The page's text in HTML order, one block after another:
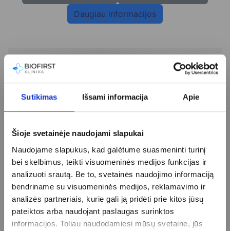
Sutikimas Išsami informacija Apie
Šioje svetainėje naudojami slapukai
Naudojame slapukus, kad galėtume suasmeninti turinį
bei skelbimus, teikti visuomeninės medijos funkcijas ir
analizuoti srautą. Be to, svetainės naudojimo informaciją
bendriname su visuomeninės medijos, reklamavimo ir
analizės partneriais, kurie gali ją pridėti prie kitos jūsų
pateiktos arba naudojant paslaugas surinktos
informacijos. Toliau naudodamiesi mūsų svetaine, jūs
Daugiau informacijos